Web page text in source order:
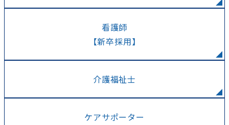
看護師
【新卒採用】
介護福祉士
ケアサポーター